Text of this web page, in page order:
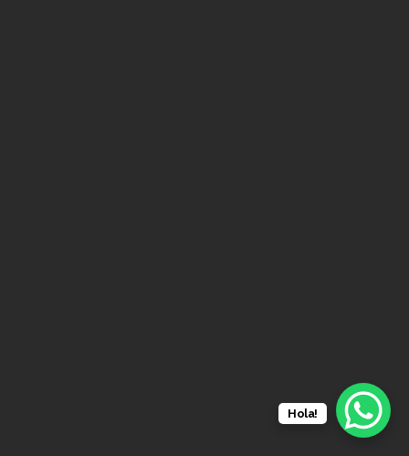
Hola!